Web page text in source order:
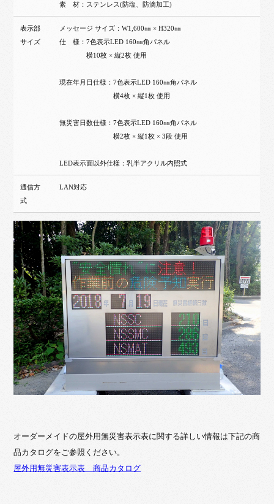
素 材：ステンレス(防塩、防滴加工)
表示部
サイズ
メッセージ サイズ：W1,600㎜ × H320㎜
仕 様：7色表示LED 160㎜角パネル
横10枚 × 縦2枚 使用
現在年月日仕様：7色表示LED 160㎜角パネル
横4枚 × 縦1枚 使用
無災害日数仕様：7色表示LED 160㎜角パネル
横2枚 × 縦1枚 × 3段 使用
LED表示面以外仕様：乳半アクリル内照式
通信方
式
LAN対応
オーダーメイドの屋外用無災害表示表に関する詳しい情報は下記の商
品カタログをご参照ください。
屋外用無災害表示表 商品カタログ